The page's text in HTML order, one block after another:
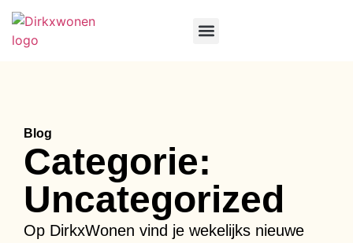
Blog
Categorie:
Uncategorized
Op DirkxWonen vind je wekelijks nieuwe